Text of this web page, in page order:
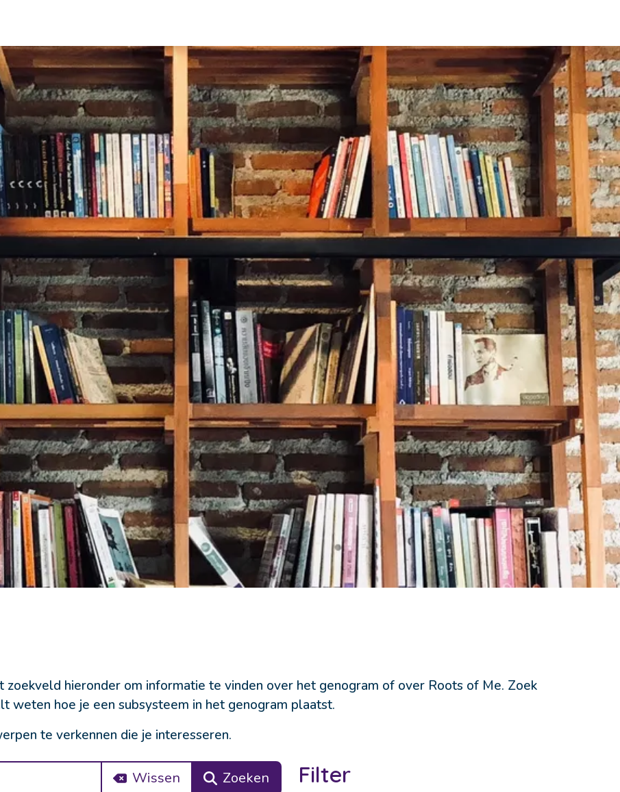
zoekveld hieronder om informatie te vinden over het genogram of over Roots of Me. Zoek
weten hoe je een subsysteem in het genogram plaatst.
te verkennen die je interesseren.
Wissen Zoeken Filter